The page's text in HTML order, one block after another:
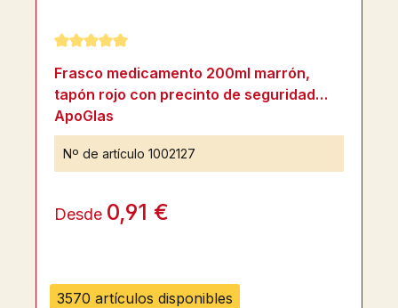
3570 artículos disponibles
Calificación promedio de 5 de 5 estrellas
Frasco medicamento 200ml marrón,
tapón rojo con precinto de seguridad
ApoGlas
Nº de artículo 1002127
Desde 0,91 €